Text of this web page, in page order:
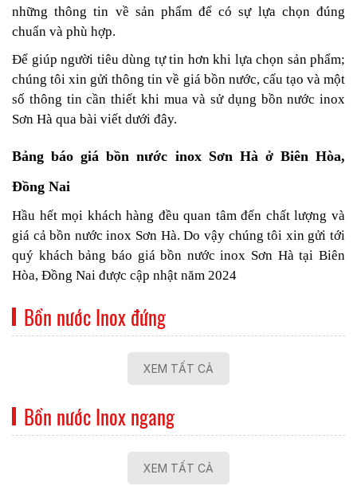
những thông tin về sản phẩm để có sự lựa chọn đúng
chuẩn và phù hợp.
Để giúp người tiêu dùng tự tin hơn khi lựa chọn sản phẩm;
chúng tôi xin gửi thông tin về giá bồn nước, cấu tạo và một
số thông tin cần thiết khi mua và sử dụng bồn nước inox
Sơn Hà qua bài viết dưới đây.
Bảng báo giá bồn nước inox Sơn Hà ở Biên Hòa,
Đồng Nai
Hầu hết mọi khách hàng đều quan tâm đến chất lượng và
giá cả bồn nước inox Sơn Hà. Do vậy chúng tôi xin gửi tới
quý khách bảng báo giá bồn nước inox Sơn Hà tại Biên
Hòa, Đồng Nai được cập nhật năm 2024
Bồn nước Inox đứng
XEM TẤT CẢ
Bồn nước Inox ngang
XEM TẤT CẢ